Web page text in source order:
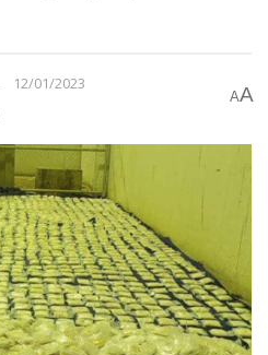
12/01/2023
AA